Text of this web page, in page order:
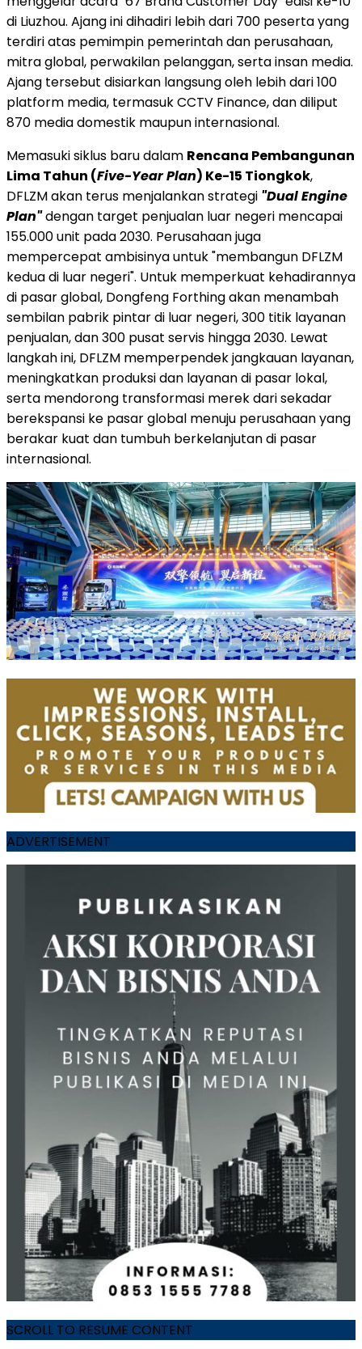
di Liuzhou. Ajang ini dihadiri lebih dari 700 peserta yang
terdiri atas pemimpin pemerintah dan perusahaan,
mitra global, perwakilan pelanggan, serta insan media.
Ajang tersebut disiarkan langsung oleh lebih dari 100
platform media, termasuk CCTV Finance, dan diliput
870 media domestik maupun internasional.
Memasuki siklus baru dalam Rencana Pembangunan
Lima Tahun (Five-Year Plan) Ke-15 Tiongkok,
DFLZM akan terus menjalankan strategi "Dual Engine
Plan"dengan target penjualan luar negeri mencapai
155.000 unit pada 2030. Perusahaan juga
mempercepat ambisinya untuk "membangun DFLZM
kedua di luar negeri". Untuk memperkuat kehadirannya
di pasar global, Dongfeng Forthing akan menambah
sembilan pabrik pintar di luar negeri, 300 titik layanan
penjualan, dan 300 pusat servis hingga 2030. Lewat
langkah ini, DFLZM memperpendek jangkauan layanan,
meningkatkan produksi dan layanan di pasar lokal,
serta mendorong transformasi merek dari sekadar
berekspansi ke pasar global menuju perusahaan yang
berakar kuat dan tumbuh berkelanjutan di pasar
internasional.
ADVERTISEMENT
SCROLL TO RESUME CONTENT